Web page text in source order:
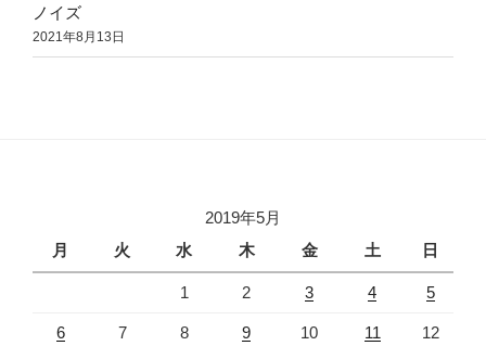
ノイズ
2021年8月13日
2019年5月
月
火 水 木 金 土 日
1 2 3 4 5
6 7 8 9 10 11 12